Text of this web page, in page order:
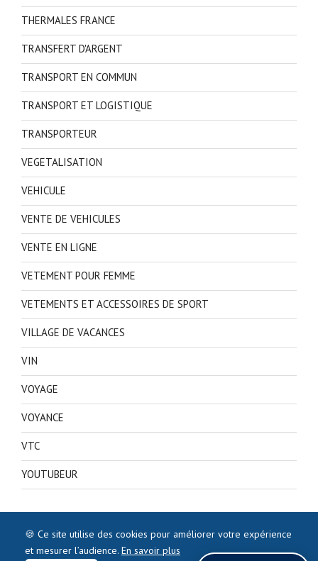
THERMALES FRANCE
TRANSFERT D'ARGENT
TRANSPORT EN COMMUN
TRANSPORT ET LOGISTIQUE
TRANSPORTEUR
VEGETALISATION
VEHICULE
VENTE DE VEHICULES
VENTE EN LIGNE
VETEMENT POUR FEMME
VETEMENTS ET ACCESSOIRES DE SPORT
VILLAGE DE VACANCES
VIN
VOYAGE
VOYANCE
VTC
YOUTUBEUR
🍪 Ce site utilise des cookies pour améliorer votre expérience
et mesurer l’audience. En savoir plus